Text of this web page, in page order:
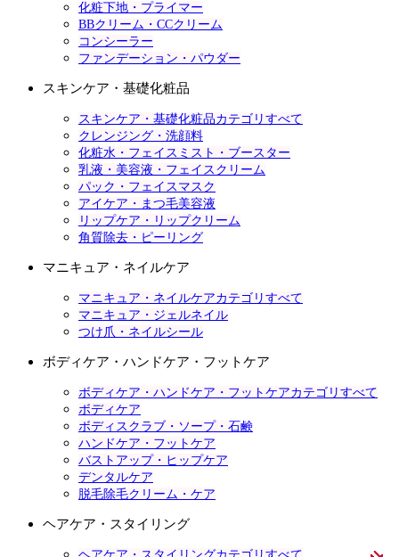
化粧下地・プライマー
BBクリーム・CCクリーム
コンシーラー
ファンデーション・パウダー
スキンケア・基礎化粧品
スキンケア・基礎化粧品カテゴリすべて
クレンジング・洗顔料
化粧水・フェイスミスト・ブースター
乳液・美容液・フェイスクリーム
パック・フェイスマスク
アイケア・まつ毛美容液
リップケア・リップクリーム
角質除去・ピーリング
マニキュア・ネイルケア
マニキュア・ネイルケアカテゴリすべて
マニキュア・ジェルネイル
つけ爪・ネイルシール
ボディケア・ハンドケア・フットケア
ボディケア・ハンドケア・フットケアカテゴリすべて
ボディケア
ボディスクラブ・ソープ・石鹸
ハンドケア・フットケア
バストアップ・ヒップケア
デンタルケア
脱毛除毛クリーム・ケア
ヘアケア・スタイリング